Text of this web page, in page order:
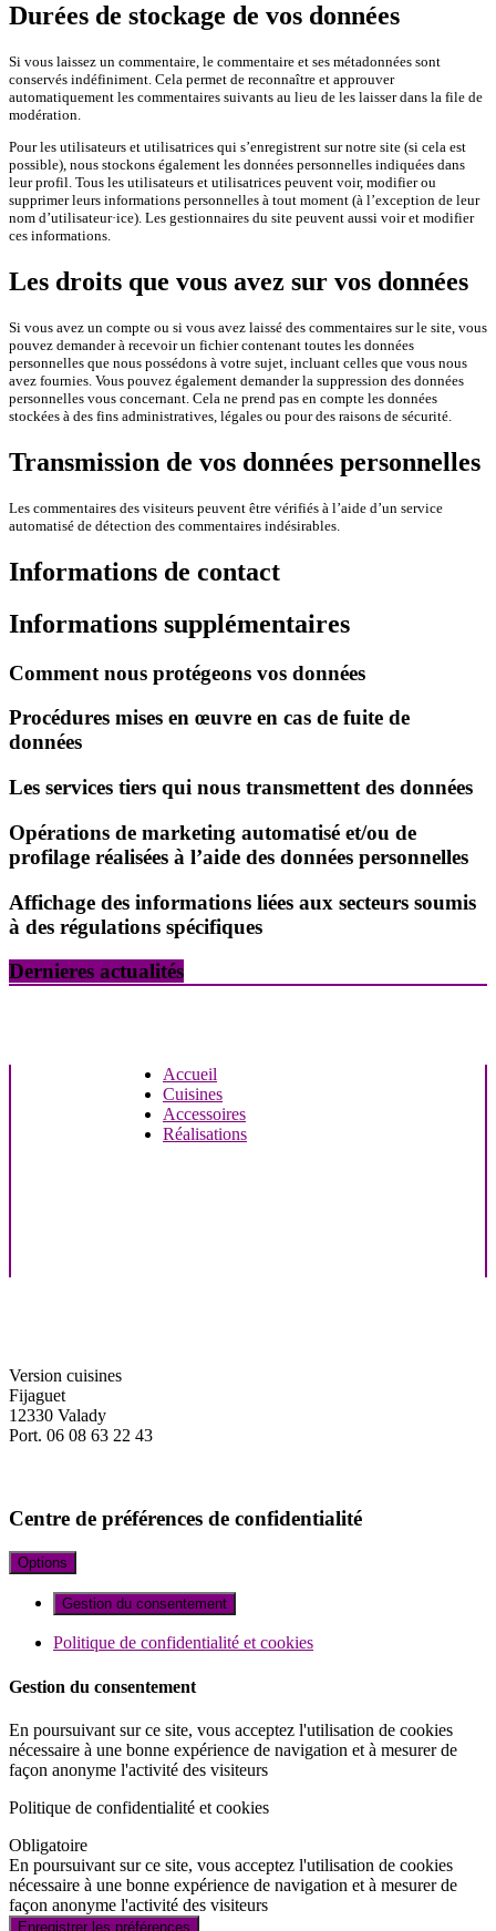
Durées de stockage de vos données
Si vous laissez un commentaire, le commentaire et ses métadonnées sont
conservés indéfiniment. Cela permet de reconnaître et approuver
automatiquement les commentaires suivants au lieu de les laisser dans la file de
modération.
Pour les utilisateurs et utilisatrices qui s’enregistrent sur notre site (si cela est
possible), nous stockons également les données personnelles indiquées dans
leur profil. Tous les utilisateurs et utilisatrices peuvent voir, modifier ou
supprimer leurs informations personnelles à tout moment (à l’exception de leur
nom d’utilisateur·ice). Les gestionnaires du site peuvent aussi voir et modifier
ces informations.
Les droits que vous avez sur vos données
Si vous avez un compte ou si vous avez laissé des commentaires sur le site, vous
pouvez demander à recevoir un fichier contenant toutes les données
personnelles que nous possédons à votre sujet, incluant celles que vous nous
avez fournies. Vous pouvez également demander la suppression des données
personnelles vous concernant. Cela ne prend pas en compte les données
stockées à des fins administratives, légales ou pour des raisons de sécurité.
Transmission de vos données personnelles
Les commentaires des visiteurs peuvent être vérifiés à l’aide d’un service
automatisé de détection des commentaires indésirables.
Informations de contact
Informations supplémentaires
Comment nous protégeons vos données
Procédures mises en œuvre en cas de fuite de
données
Les services tiers qui nous transmettent des données
Opérations de marketing automatisé et/ou de
profilage réalisées à l’aide des données personnelles
Affichage des informations liées aux secteurs soumis
à des régulations spécifiques
Dernieres actualités
Accueil
Cuisines
Accessoires
Réalisations
Version cuisines
Fijaguet
12330 Valady
Port. 06 08 63 22 43
Centre de préférences de confidentialité
Options
Gestion du consentement
Politique de confidentialité et cookies
Gestion du consentement
En poursuivant sur ce site, vous acceptez l'utilisation de cookies
nécessaire à une bonne expérience de navigation et à mesurer de
façon anonyme l'activité des visiteurs
Politique de confidentialité et cookies
Obligatoire
En poursuivant sur ce site, vous acceptez l'utilisation de cookies
nécessaire à une bonne expérience de navigation et à mesurer de
façon anonyme l'activité des visiteurs